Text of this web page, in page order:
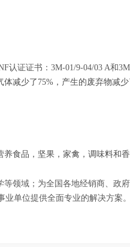
认证证书：3M-01/9-04/03 A和
减少了75%，产生的废弃物减
食品，坚果，家禽，调味料和
领域；为全国各地经销商、政
单位提供全面专业的解决方案。